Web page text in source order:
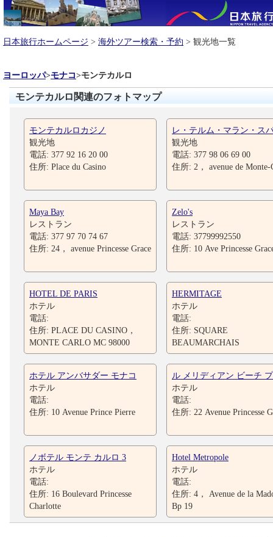
日本旅行ホームページ > 海外ツアー検索・予約 > 観光地一覧
ヨーロッパ>モナコ>モンテカルロ
モンテカルロ関連のフォトマップ
モンテカルロカジノ
観光地
電話: 377 92 16 20 00
住所: Place du Casino
レ・テルム・マラン・ス
観光地
電話: 377 98 06 69 00
住所: 2， avenue de Monte-
Maya Bay
レストラン
電話: 377 97 70 74 67
住所: 24， avenue Princesse Grace
Zelo's
レストラン
電話: 37799992550
住所: 10 Ave Princesse
HOTEL DE PARIS
ホテル
電話:
住所: PLACE DU CASINO，
MONTE CARLO MC 98000
HERMITAGE
ホテル
電話:
住所: SQUARE
BEAUMARCHAIS
ホテル アンバサダー モナコ
ホテル
電話:
住所: 10 Avenue Prince Pierre
ル メリディアン ビーチ
ホテル
電話:
住所: 22 Avenue Princesse
ノボテル モンテ カルロ 3
ホテル
電話:
住所: 16 Boulevard Princesse
Charlotte
Hotel Metropole
ホテル
電話:
住所: 4， Avenue de la
Bp 19